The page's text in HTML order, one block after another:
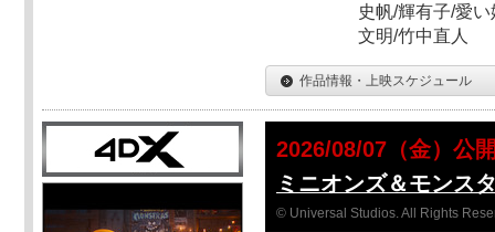
史帆/輝有子/愛
文明/竹中直人
作品情報・上映スケジュール
2026/08/07（金）公
ミニオンズ＆モンス
© Universal Studios. All Rights